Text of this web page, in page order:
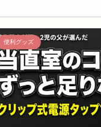
便利グッズ